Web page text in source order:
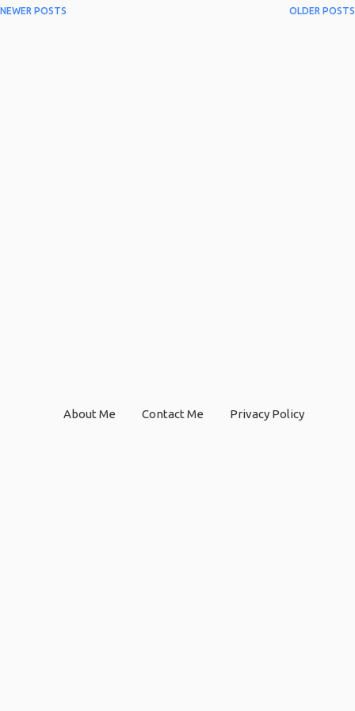
NEWER POSTS OLDER POSTS
About Me Contact Me Privacy Policy